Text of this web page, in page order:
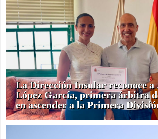
La Dirección Insular reconoce a
López García, primera árbitra
en ascender a la Primera